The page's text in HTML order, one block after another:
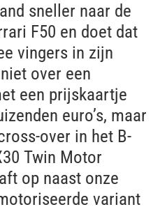
sneller naar de
F50 en doet dat
vingers in zijn
over een
een prijskaartje
euro’s, maar
over in het B-
Twin Motor
op naast onze
variant